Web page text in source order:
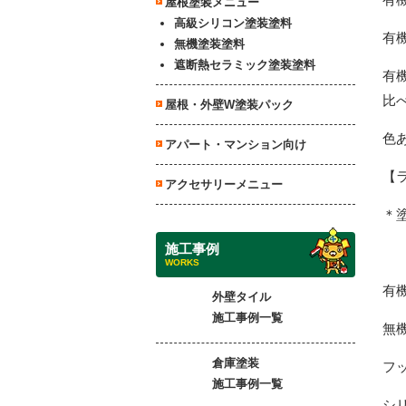
有
有
比
色
【
＊
有
無
フ
高級シリコン塗装塗料
無機塗装塗料
遮断熱セラミック塗装塗料
屋根・外壁W塗装パック
アパート・マンション向け
アクセサリーメニュー
施工事例
WORKS
外壁タイル
施工事例一覧
倉庫塗装
施工事例一覧